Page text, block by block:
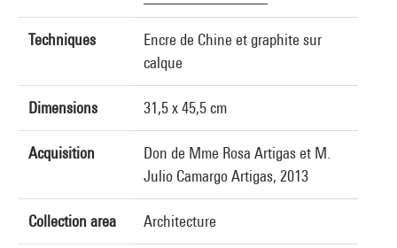
Techniques
Encre de Chine et graphite sur
calque
Dimensions 31,5 x 45,5 cm
Acquisition
Don de Mme Rosa Artigas et M.
Julio Camargo Artigas, 2013
Collection area Architecture